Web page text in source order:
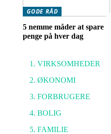
GODE RÅD
5 nemme måder at spare
penge på hver dag
VIRKSOMHEDER
ØKONOMI
FORBRUGERE
BOLIG
FAMILIE